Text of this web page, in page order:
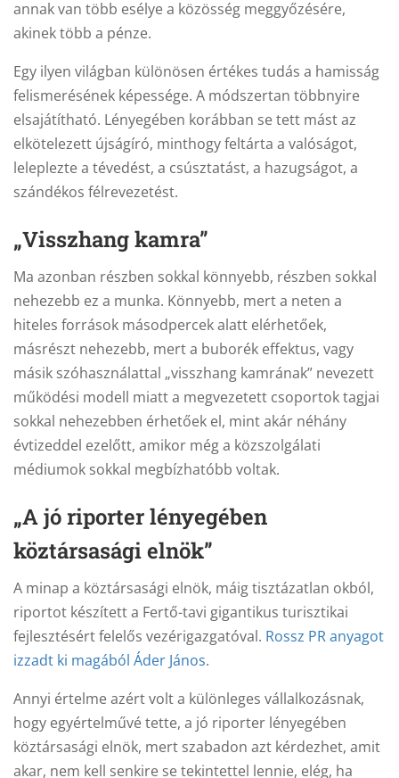
annak van több esélye a közösség meggyőzésére,
akinek több a pénze.
Egy ilyen világban különösen értékes tudás a hamisság
felismerésének képessége. A módszertan többnyire
elsajátítható. Lényegében korábban se tett mást az
elkötelezett újságíró, minthogy feltárta a valóságot,
leleplezte a tévedést, a csúsztatást, a hazugságot, a
szándékos félrevezetést.
„Visszhang kamra”
Ma azonban részben sokkal könnyebb, részben sokkal
nehezebb ez a munka. Könnyebb, mert a neten a
hiteles források másodpercek alatt elérhetőek,
másrészt nehezebb, mert a buborék effektus, vagy
másik szóhasználattal „visszhang kamrának” nevezett
működési modell miatt a megvezetett csoportok tagjai
sokkal nehezebben érhetőek el, mint akár néhány
évtizeddel ezelőtt, amikor még a közszolgálati
médiumok sokkal megbízhatóbb voltak.
„A jó riporter lényegében
köztársasági elnök”
A minap a köztársasági elnök, máig tisztázatlan okból,
riportot készített a Fertő-tavi gigantikus turisztikai
fejlesztésért felelős vezérigazgatóval. Rossz PR anyagot
izzadt ki magából Áder János.
Annyi értelme azért volt a különleges vállalkozásnak,
hogy egyértelművé tette, a jó riporter lényegében
köztársasági elnök, mert szabadon azt kérdezhet, amit
akar, nem kell senkire se tekintettel lennie, elég, ha